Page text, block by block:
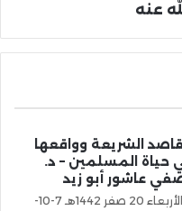
عنه
الشريعة وواقعها
حياة المسلمين – د.
عاشور أبو زيد
الأربعاء 20 صفر 1442هـ 7-10-